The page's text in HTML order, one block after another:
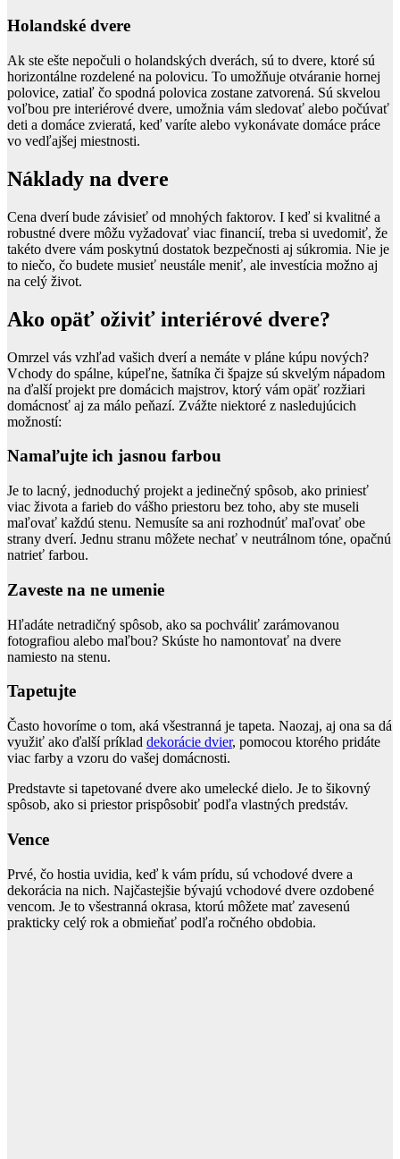
Holandské dvere
Ak ste ešte nepočuli o holandských dverách, sú to dvere, ktoré sú
horizontálne rozdelené na polovicu. To umožňuje otváranie hornej
polovice, zatiaľ čo spodná polovica zostane zatvorená. Sú skvelou
voľbou pre interiérové dvere, umožnia vám sledovať alebo počúvať
deti a domáce zvieratá, keď varíte alebo vykonávate domáce práce
vo vedľajšej miestnosti.
Náklady na dvere
Cena dverí bude závisieť od mnohých faktorov. I keď si kvalitné a
robustné dvere môžu vyžadovať viac financií, treba si uvedomiť, že
takéto dvere vám poskytnú dostatok bezpečnosti aj súkromia. Nie je
to niečo, čo budete musieť neustále meniť, ale investícia možno aj
na celý život.
Ako opäť oživiť interiérové dvere?
Omrzel vás vzhľad vašich dverí a nemáte v pláne kúpu nových?
Vchody do spálne, kúpeľne, šatníka či špajze sú skvelým nápadom
na ďalší projekt pre domácich majstrov, ktorý vám opäť rozžiari
domácnosť aj za málo peňazí. Zvážte niektoré z nasledujúcich
možností:
Namaľujte ich jasnou farbou
Je to lacný, jednoduchý projekt a jedinečný spôsob, ako priniesť
viac života a farieb do vášho priestoru bez toho, aby ste museli
maľovať každú stenu. Nemusíte sa ani rozhodnúť maľovať obe
strany dverí. Jednu stranu môžete nechať v neutrálnom tóne, opačnú
natrieť farbou.
Zaveste na ne umenie
Hľadáte netradičný spôsob, ako sa pochváliť zarámovanou
fotografiou alebo maľbou? Skúste ho namontovať na dvere
namiesto na stenu.
Tapetujte
Často hovoríme o tom, aká všestranná je tapeta. Naozaj, aj ona sa dá
využiť ako ďalší príklad dekorácie dvier, pomocou ktorého pridáte
viac farby a vzoru do vašej domácnosti.
Predstavte si tapetované dvere ako umelecké dielo. Je to šikovný
spôsob, ako si priestor prispôsobiť podľa vlastných predstáv.
Vence
Prvé, čo hostia uvidia, keď k vám prídu, sú vchodové dvere a
dekorácia na nich. Najčastejšie bývajú vchodové dvere ozdobené
vencom. Je to všestranná okrasa, ktorú môžete mať zavesenú
prakticky celý rok a obmieňať podľa ročného obdobia.